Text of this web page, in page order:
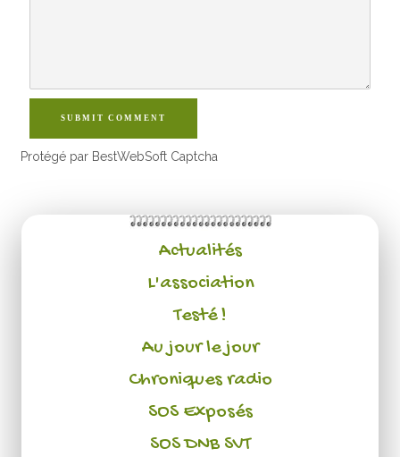
SUBMIT COMMENT
Protégé par BestWebSoft Captcha
Actualités
L'association
Testé !
Au jour le jour
Chroniques radio
SOS Exposés
SOS DNB SVT